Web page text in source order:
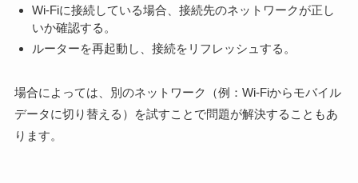
Wi-Fiに接続している場合、接続先のネットワークが正し
いか確認する。
ルーターを再起動し、接続をリフレッシュする。
場合によっては、別のネットワーク（例：Wi-Fiからモバイル
データに切り替える）を試すことで問題が解決することもあ
ります。